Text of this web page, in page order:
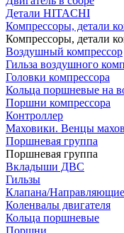
Детали HITACHI
Компрессоры, детали
Компрессоры, детали
Воздушный компрессор
Гильза воздушного
Головки компрессора
Кольца поршневые на
Поршни компрессора
Контроллер
Маховики. Венцы
Поршневая группа
Поршневая группа
Вкладыши ДВС
Гильзы
Клапана/Направляющие
Коленвалы двигателя
Кольца поршневые
Поршни